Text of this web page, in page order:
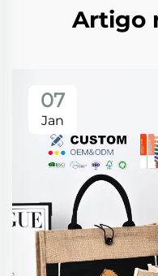
Artigo
07
Jan